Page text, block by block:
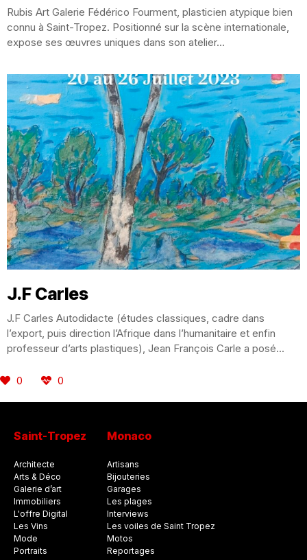
Rubis Art Galerie Fédérico Fourment, plasticien atypique bien
connu à Saint-Tropez. Positionné sur la scène internationale,
expose ses œuvres uniques dans son atelier...
J.F Carles
J.F Carles Autodidacte (études classiques, cadre dans
l’export, puis direction l’Afrique dans l’humanitaire et enfin
professeur d’arts plastiques), Jean François Carle a posé...
0 0
Saint-Tropez
Architecte
Arts & Déco
Galerie d’art
Immobiliers
L'offre Digital
Les Vins
Mode
Portraits
Monaco
Artisans
Bijouteries
Garages
Les plages
Interviews
Les voiles de Saint Tropez
Motos
Reportages